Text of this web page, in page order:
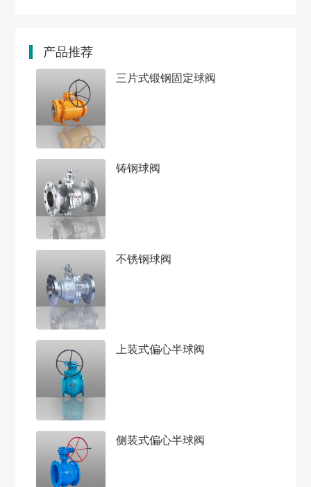
产品推荐
三片式锻钢固定球阀
铸钢球阀
不锈钢球阀
上装式偏心半球阀
侧装式偏心半球阀